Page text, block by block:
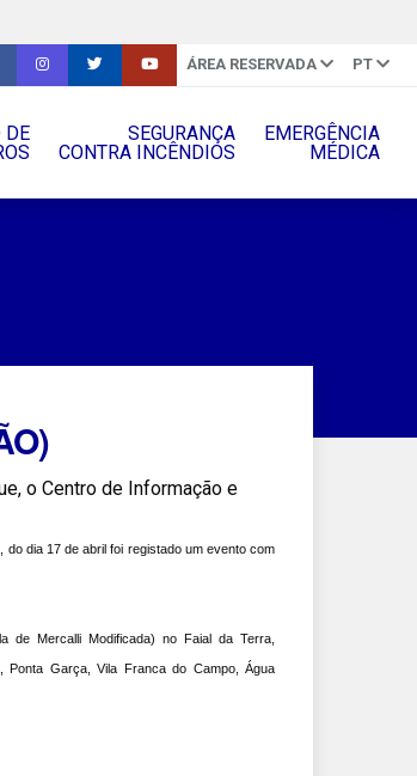
ÁREA RESERVADA PT
DE
SEGURANÇA
CONTRA INCÊNDIOS
EMERGÊNCIA
MÉDICA
o Centro de Informação e
dia 17 de abril foi registado um evento com
de Mercalli Modificada) no Faial da Terra,
Ponta Garça, Vila Franca do Campo, Água